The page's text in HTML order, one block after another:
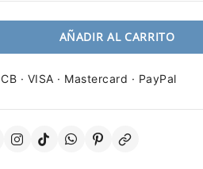
AÑADIR AL CARRITO
CB · VISA · Mastercard · PayPal